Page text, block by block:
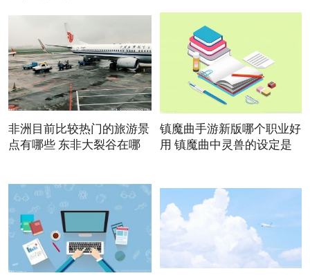
非洲目前比较热门的旅游景
点有哪些 东非大裂谷在哪
镇魔曲手游新版哪个职业好
用 镇魔曲中灵兽的设定是